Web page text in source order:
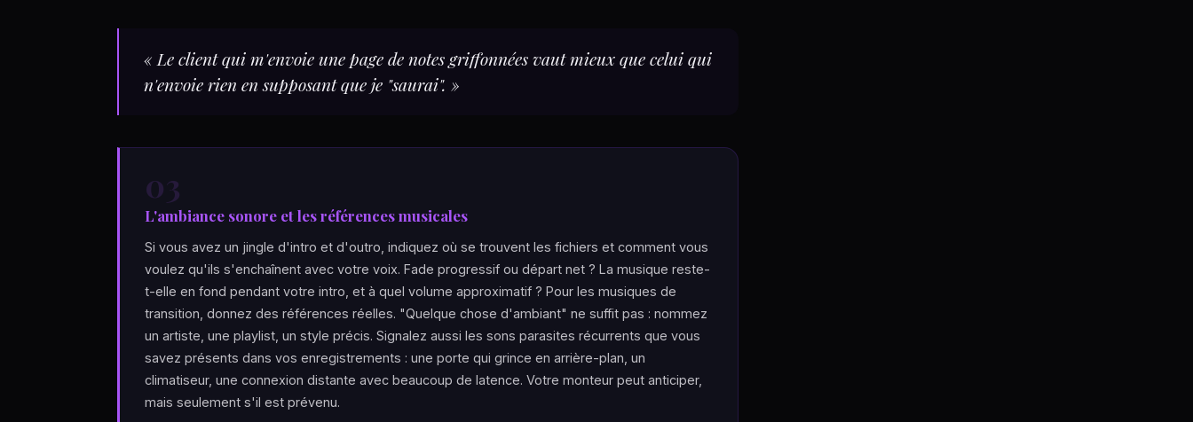
« Le client qui m'envoie une page de notes griffonnées vaut mieux que celui qui
n'envoie rien en supposant que je "saurai". »
03
L'ambiance sonore et les références musicales
Si vous avez un jingle d'intro et d'outro, indiquez où se trouvent les fichiers et comment vous
voulez qu'ils s'enchaînent avec votre voix. Fade progressif ou départ net ? La musique reste-
t-elle en fond pendant votre intro, et à quel volume approximatif ? Pour les musiques de
transition, donnez des références réelles. "Quelque chose d'ambiant" ne suffit pas : nommez
un artiste, une playlist, un style précis. Signalez aussi les sons parasites récurrents que vous
savez présents dans vos enregistrements : une porte qui grince en arrière-plan, un
climatiseur, une connexion distante avec beaucoup de latence. Votre monteur peut anticiper,
mais seulement s'il est prévenu.